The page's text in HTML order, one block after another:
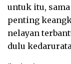
untuk itu,
penting
nelayan
dulu